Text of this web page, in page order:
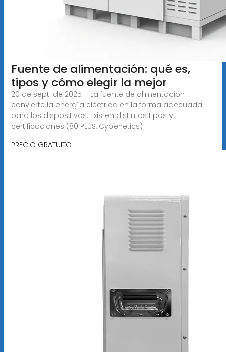
Fuente de alimentación: qué es,
tipos y cómo elegir la mejor
20 de sept. de 2025 · La fuente de alimentación
convierte la energía eléctrica en la forma adecuada
para los dispositivos. Existen distintos tipos y
certificaciones (80 PLUS, Cybenetics)
PRECIO GRATUITO